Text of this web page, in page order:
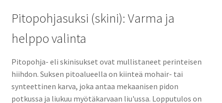
Pitopohjasuksi (skini): Varma ja
helppo valinta
Pitopohja- eli skinisukset ovat mullistaneet perinteisen
hiihdon. Suksen pitoalueella on kiinteä mohair- tai
synteettinen karva, joka antaa mekaanisen pidon
potkussa ja liukuu myötäkarvaan liu'ussa. Lopputulos on